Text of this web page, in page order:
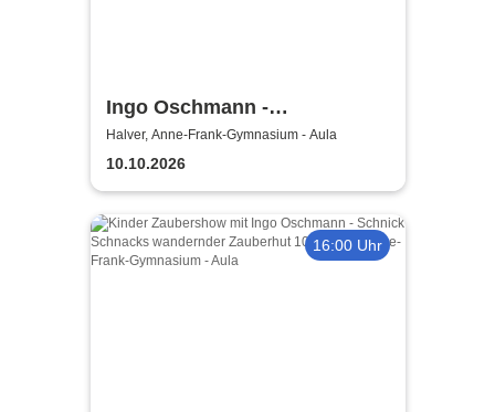
Ingo Oschmann -
Scherztherapie
Halver, Anne-Frank-Gymnasium - Aula
10.10.2026
16:00 Uhr